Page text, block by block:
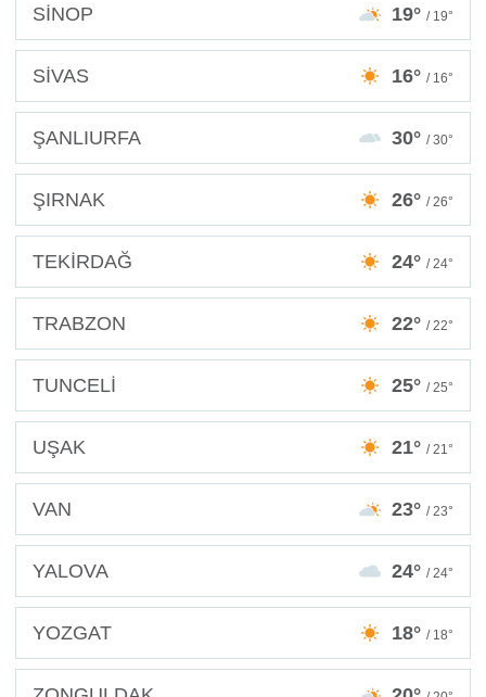
SİNOP 19° / 19°
SİVAS 16° / 16°
ŞANLIURFA 30° / 30°
ŞIRNAK 26° / 26°
TEKİRDAĞ 24° / 24°
TRABZON 22° / 22°
TUNCELİ 25° / 25°
UŞAK 21° / 21°
VAN 23° / 23°
YALOVA 24° / 24°
YOZGAT 18° / 18°